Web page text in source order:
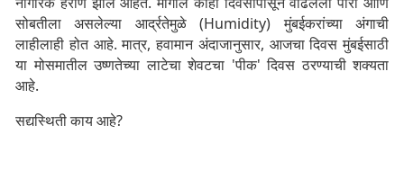
सोबतीला असलेल्या आर्द्रतेमुळे (Humidity) मुंबईकरांच्या अंगाची
लाहीलाही होत आहे. मात्र, हवामान अंदाजानुसार, आजचा दिवस मुंबईसाठी
या मोसमातील उष्णतेच्या लाटेचा शेवटचा 'पीक' दिवस ठरण्याची शक्यता
आहे.
​सद्यस्थिती काय आहे?